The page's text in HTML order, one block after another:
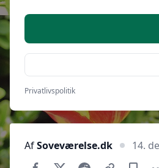
Overgangsalder
vågner du badet i
AfSoveværelse.dk 14.
Privatlivspolitik